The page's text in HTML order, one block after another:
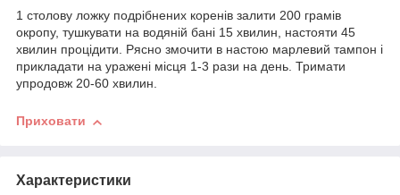
1 столову ложку подрібнених коренів залити 200 грамів
окропу, тушкувати на водяній бані 15 хвилин, настояти 45
хвилин процідити. Рясно змочити в настою марлевий тампон і
прикладати на уражені місця 1-3 рази на день. Тримати
упродовж 20-60 хвилин.
Приховати
Характеристики